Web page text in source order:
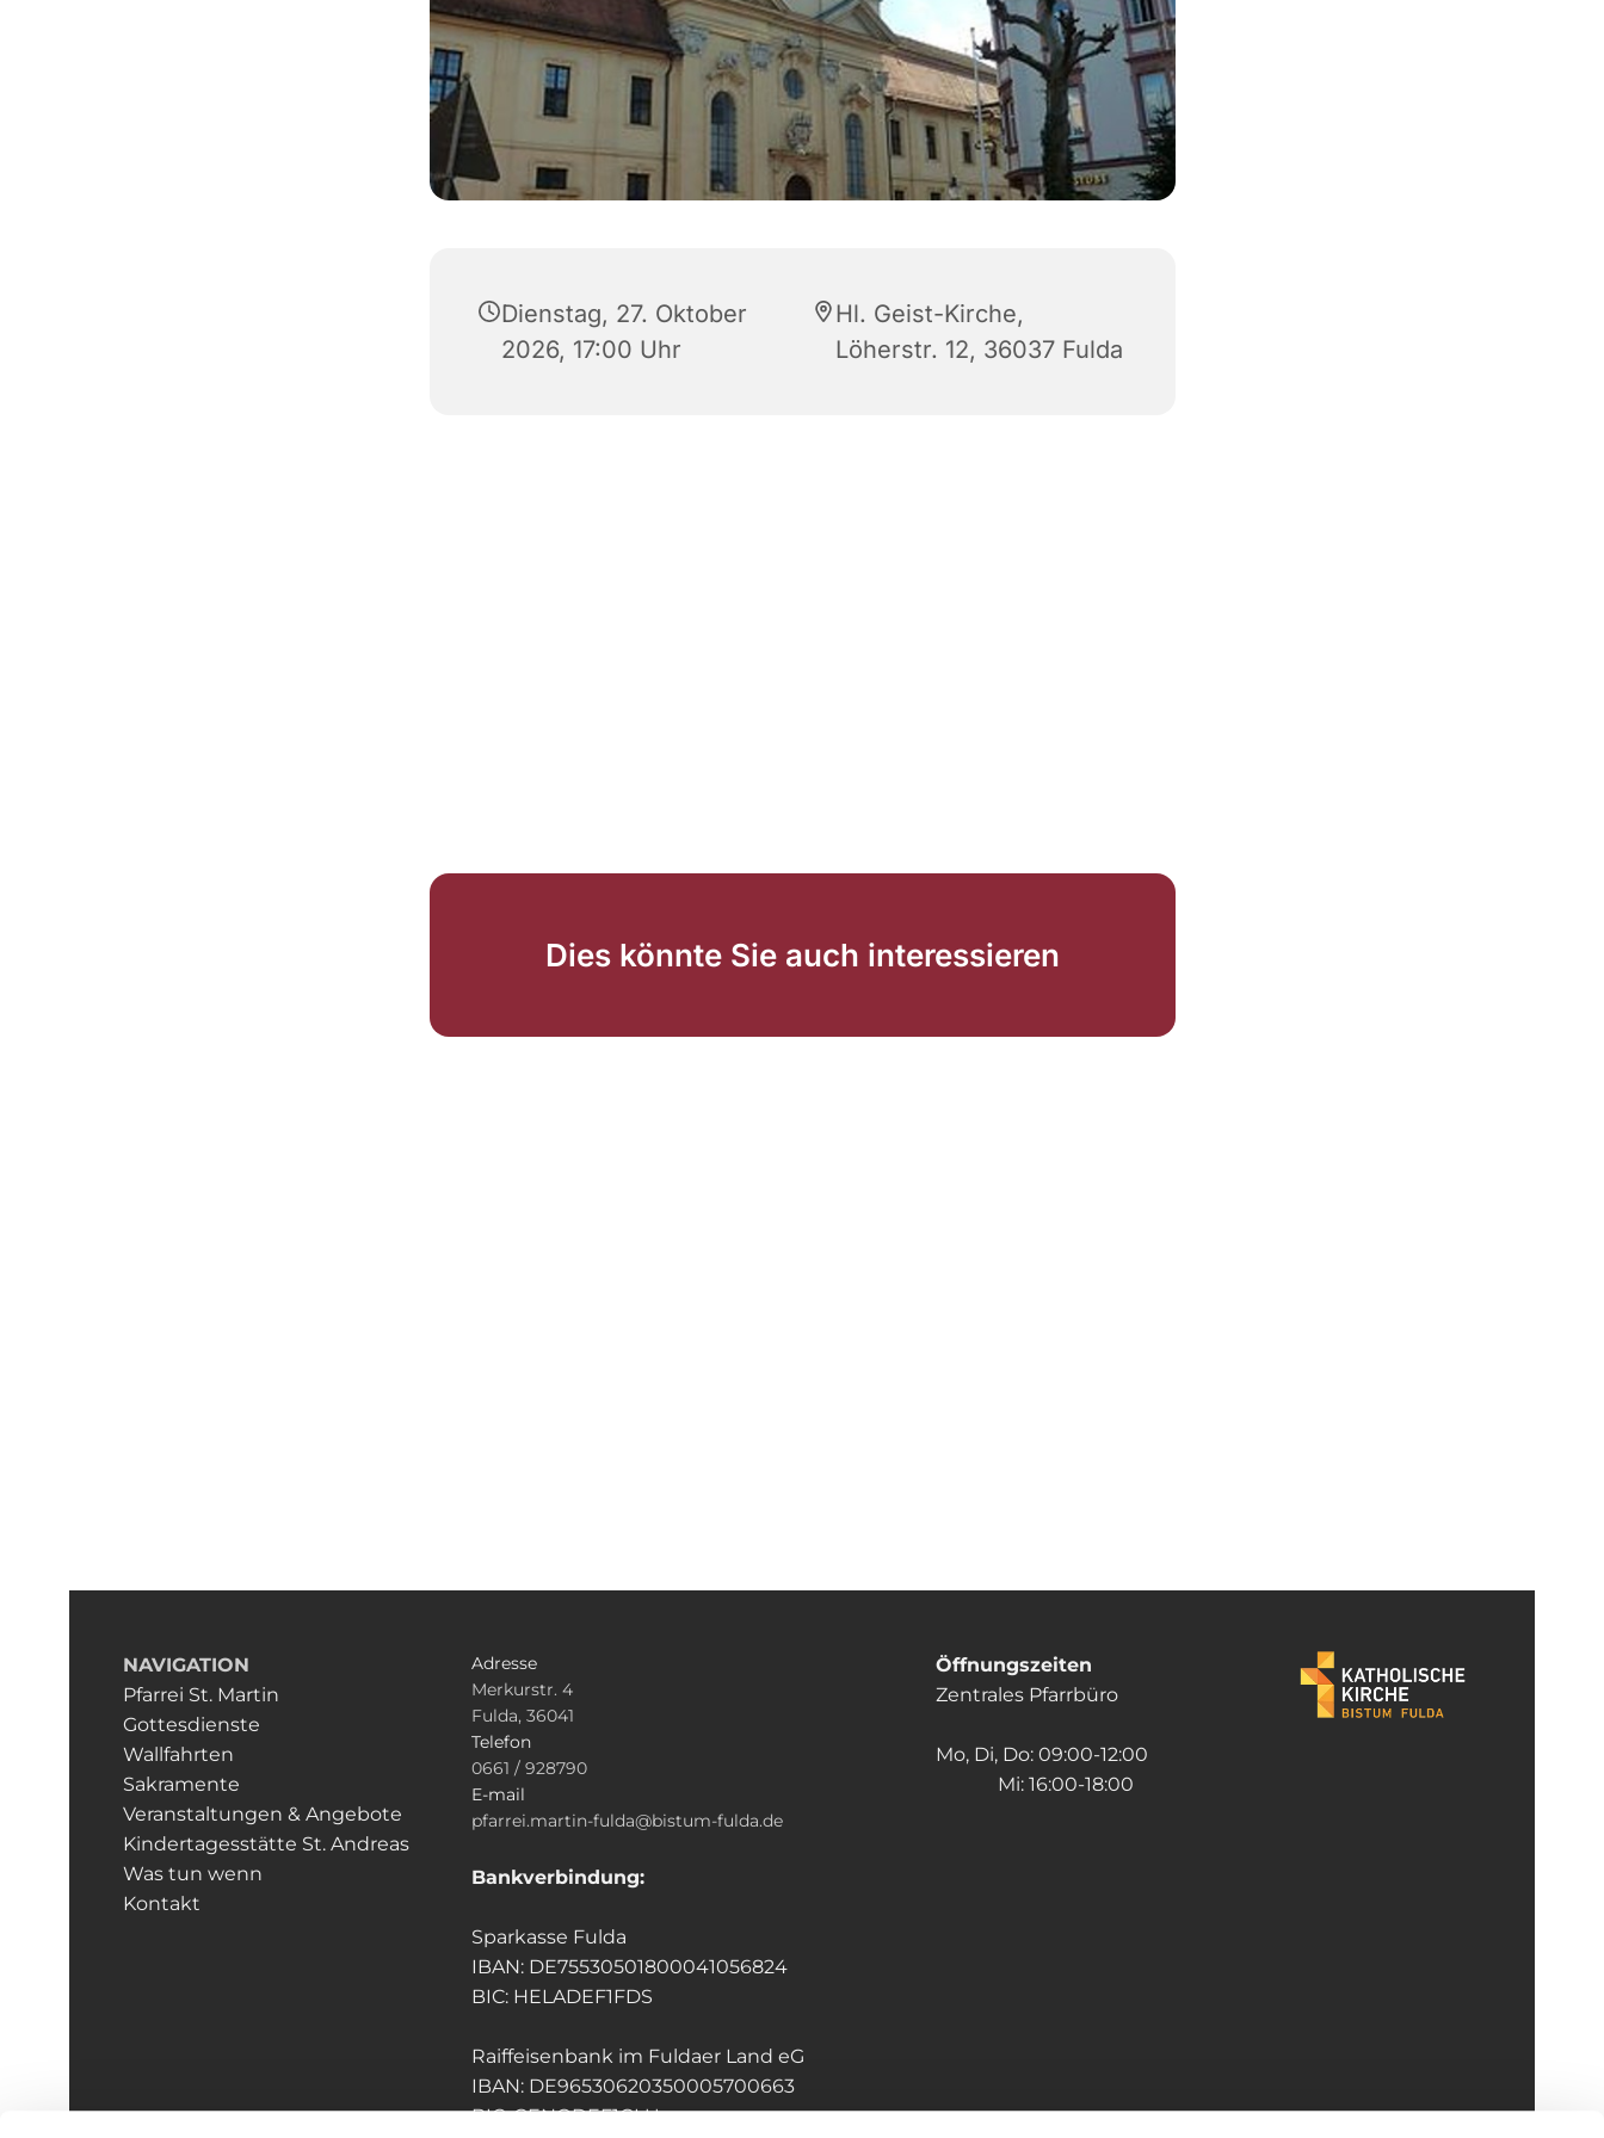
Dienstag, 27. Oktober
2026, 17:00 Uhr
Hl. Geist-Kirche,
Löherstr. 12, 36037 Fulda
Dies könnte Sie auch interessieren
NAVIGATION
Pfarrei St. Martin
Gottesdienste
Wallfahrten
Sakramente
Veranstaltungen & Angebote
Kindertagesstätte St. Andreas
Was tun wenn
Kontakt
Adresse
Merkurstr. 4
Fulda, 36041
Telefon
0661 / 928790
E-mail
pfarrei.martin-fulda@bistum-fulda.de
Bankverbindung:
Sparkasse Fulda
IBAN: DE75530501800041056824
BIC: HELADEF1FDS
Raiffeisenbank im Fuldaer Land eG
IBAN: DE96530620350005700663
BIC: GENODEF1GLU
Öffnungszeiten
Zentrales Pfarrbüro
Mo, Di, Do: 09:00-12:00
Mi: 16:00-18:00